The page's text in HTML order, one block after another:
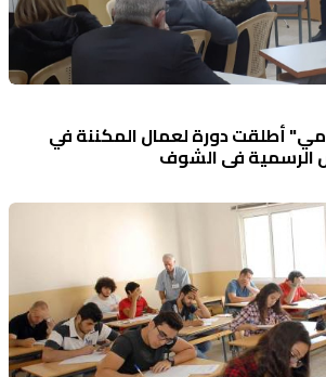
أطلقت دورة لعمال المكننة في
الرسمية في الشوف